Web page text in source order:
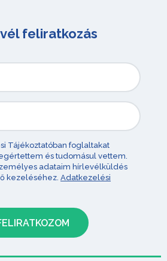
feliratkozás
Tájékoztatóban foglaltakat
és tudomásul vettem.
adataim hírlevélküldés
kezeléséhez. Adatkezelési